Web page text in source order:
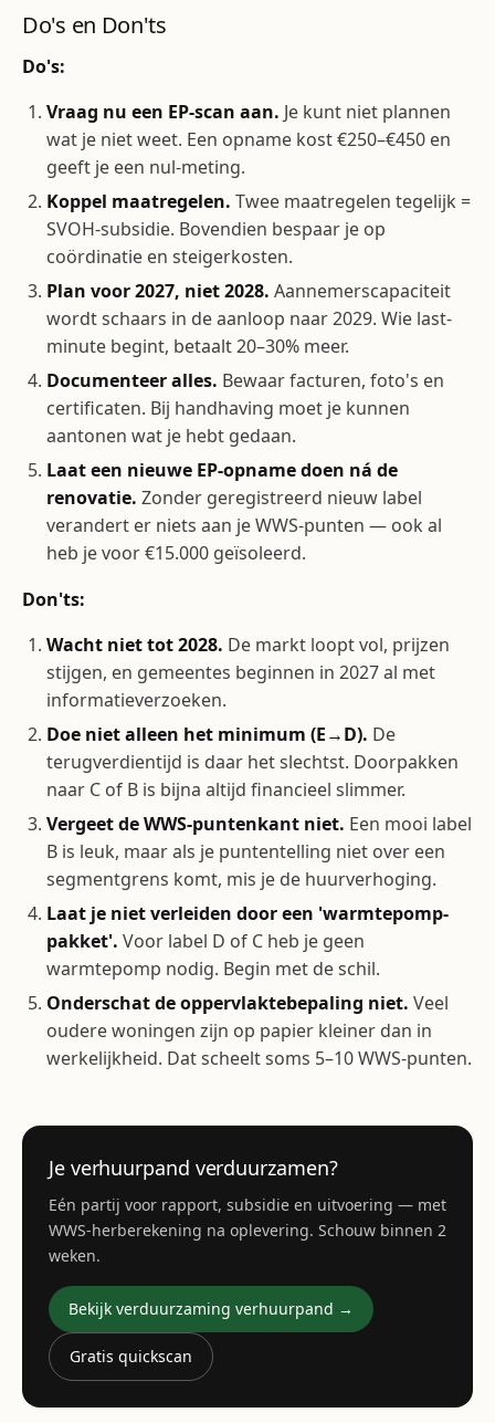
Do's en Don'ts
Do's:
Vraag nu een EP-scan aan. Je kunt niet plannen
wat je niet weet. Een opname kost €250–€450 en
geeft je een nul-meting.
Koppel maatregelen. Twee maatregelen tegelijk =
SVOH-subsidie. Bovendien bespaar je op
coördinatie en steigerkosten.
Plan voor 2027, niet 2028. Aannemerscapaciteit
wordt schaars in de aanloop naar 2029. Wie last-
minute begint, betaalt 20–30% meer.
Documenteer alles. Bewaar facturen, foto's en
certificaten. Bij handhaving moet je kunnen
aantonen wat je hebt gedaan.
Laat een nieuwe EP-opname doen ná de
renovatie. Zonder geregistreerd nieuw label
verandert er niets aan je WWS-punten — ook al
heb je voor €15.000 geïsoleerd.
Don'ts:
Wacht niet tot 2028. De markt loopt vol, prijzen
stijgen, en gemeentes beginnen in 2027 al met
informatieverzoeken.
Doe niet alleen het minimum (E→D). De
terugverdientijd is daar het slechtst. Doorpakken
naar C of B is bijna altijd financieel slimmer.
Vergeet de WWS-puntenkant niet. Een mooi label
B is leuk, maar als je puntentelling niet over een
segmentgrens komt, mis je de huurverhoging.
Laat je niet verleiden door een 'warmtepomp-
pakket'. Voor label D of C heb je geen
warmtepomp nodig. Begin met de schil.
Onderschat de oppervlaktebepaling niet. Veel
oudere woningen zijn op papier kleiner dan in
werkelijkheid. Dat scheelt soms 5–10 WWS-punten.
Je verhuurpand verduurzamen?
Eén partij voor rapport, subsidie en uitvoering — met
WWS-herberekening na oplevering. Schouw binnen 2
weken.
Bekijk verduurzaming verhuurpand →
Gratis quickscan